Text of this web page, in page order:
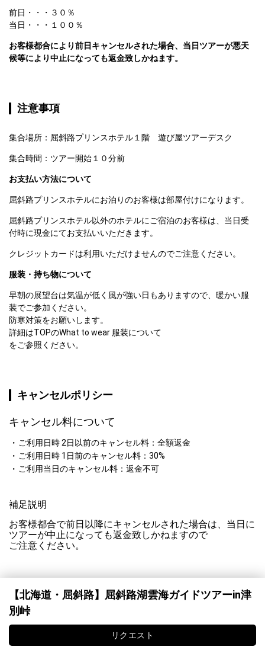
前日・・・３０％
当日・・・１００％
お客様都合により前日キャンセルされた場合、当日ツアーが悪天
候等により中止になっても返金致しかねます。
注意事項
集合場所：屈斜路プリンスホテル１階　遊び屋ツアーデスク
集合時間：ツアー開始１０分前
お支払い方法について
屈斜路プリンスホテルにお泊りのお客様は部屋付けになります。
屈斜路プリンスホテル以外のホテルにご宿泊のお客様は、当日受
付時に現金にてお支払いいただきます。
クレジットカードは利用いただけませんのでご注意ください。
服装・持ち物について
早朝の展望台は気温が低く風が強い日もありますので、暖かい服
装でご参加ください。
防寒対策をお願いします。
詳細はTOPのWhat to wear 服装について
をご参照ください。
キャンセルポリシー
キャンセル料について
ご利用日時 2日以前のキャンセル料：全額返金
ご利用日時 1日前のキャンセル料：30%
ご利用当日のキャンセル料：返金不可
補足説明
お客様都合で前日以降にキャンセルされた場合は、当日に
ツアーが中止になっても返金致しかねますので
ご注意ください。
【北海道・屈斜路】屈斜路湖雲海ガイドツアーin津
別峠
リクエスト